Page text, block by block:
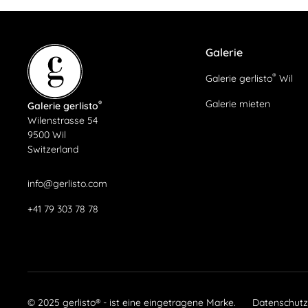
Galerie gerlisto®
Wilenstrasse 54
9500 Wil
Switzerland
info@gerlisto.com
+41 79 303 78 78
Galerie
Galerie gerlisto® Wil
Galerie mieten
© 2025 gerlisto® - ist eine eingetragene Marke. Datenschutz